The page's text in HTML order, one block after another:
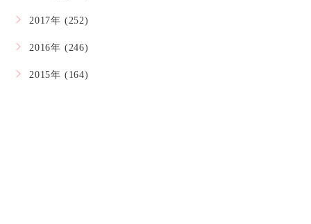
2017年 (252)
2016年 (246)
2015年 (164)